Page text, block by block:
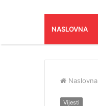
NASLOVNA
Naslovna
Vijesti